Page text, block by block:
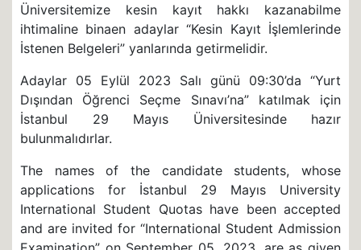
Üniversitemize kesin kayıt hakkı kazanabilme
ihtimaline binaen adaylar “Kesin Kayıt İşlemlerinde
İstenen Belgeleri” yanlarında getirmelidir.
Adaylar 05 Eylül 2023 Salı günü 09:30’da “Yurt
Dışından Öğrenci Seçme Sınavı’na” katılmak için
İstanbul 29 Mayıs Üniversitesinde hazır
bulunmalıdırlar.
The names of the candidate students, whose
applications for İstanbul 29 Mayıs University
International Student Quotas have been accepted
and are invited for “International Student Admission